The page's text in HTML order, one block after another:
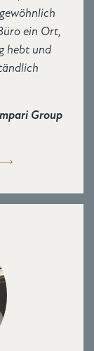
ein Ort,
hebt und
Group